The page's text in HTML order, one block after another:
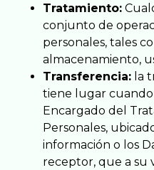
Tratamiento:
conjunto de
personales, tales
almacenamiento,
Transferencia: la
tiene lugar cuando
Encargado del
Personales,
información o los
receptor, que a su